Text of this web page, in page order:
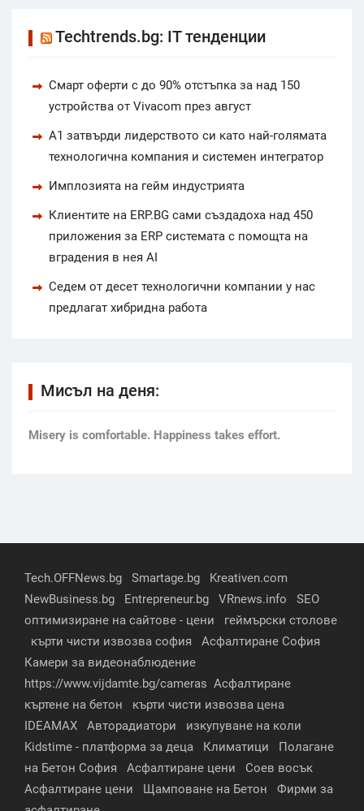
Techtrends.bg: IT тенденции
Смарт оферти с до 90% отстъпка за над 150
устройства от Vivacom през август
А1 затвърди лидерството си като най-голямата
технологична компания и системен интегратор
Имплозията на гейм индустрията
Клиентите на ERP.BG сами създадоха над 450
приложения за ERP системата с помощта на
вградения в нея AI
Седем от десет технологични компании у нас
предлагат хибридна работа
Мисъл на деня:
Мisery is comfortable. Happiness takes effort.
Tech.OFFNews.bg Smartage.bg
Kreativen.com
NewBusiness.bg
Entrepreneur.bg VRnews.info
SEO
оптимизиране на сайтове - цени
геймърски столове
кърти чисти извозва софия
Асфалтиране София
Камери за видеонаблюдение
https://www.vijdamte.bg/cameras Асфалтиране
къртене на бетон
кърти чисти извозва цена
IDEAMAX
Авторадиатори
изкупуване на коли
Kidstime - платформа за деца
Климатици
Полагане
на Бетон София
Асфалтиране цени
Соев восък
Асфалтиране цени
Щамповане на Бетон
Фирми за